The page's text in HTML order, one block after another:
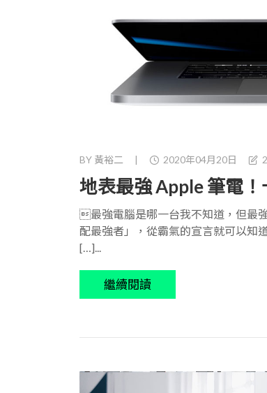
BY 黃裕二 | 2020年04月20日
地表最強 Apple 筆電
最強電腦是哪一台我不知道，但最
配最強者」，從霸氣的宣言就可以知
[…]...
繼續閱讀